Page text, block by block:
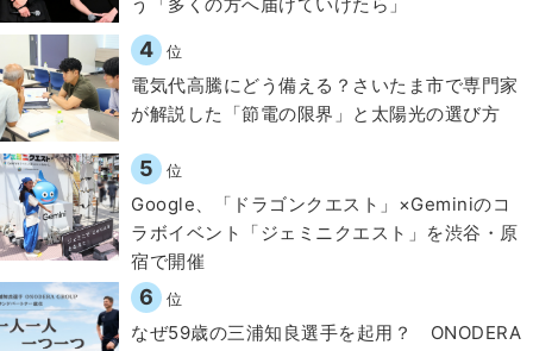
4 位
電気代高騰にどう備える？さいたま市で専門家
が解説した「節電の限界」と太陽光の選び方
5 位
Google、「ドラゴンクエスト」×Geminiのコ
ラボイベント「ジェミニクエスト」を渋谷・原
宿で開催
6 位
なぜ59歳の三浦知良選手を起用？ ONODERA